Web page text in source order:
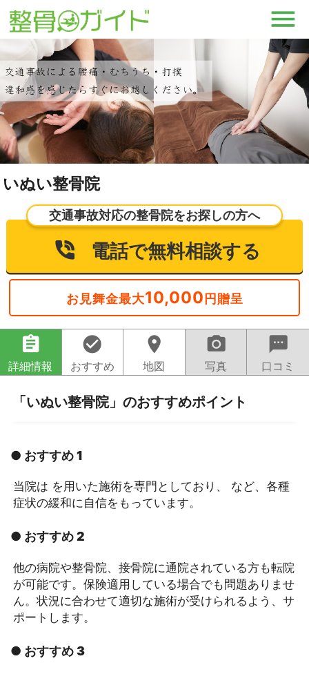
いぬい整骨院
交通事故対応の整骨院をお探しの方へ
電話で無料相談する
お見舞金最大10,000 円贈呈
assignment
詳細情報
check_circle
おすすめ
location_on
地図
camera_alt
写真
sms
口コミ
「いぬい整骨院」のおすすめポイント
● おすすめ 1
当院は を用いた施術を専門としており、 など、各種
症状の緩和に自信をもっています。
● おすすめ 2
他の病院や整骨院、接骨院に通院されている方も転院
が可能です。保険適用している場合でも問題ありませ
ん。状況に合わせて適切な施術が受けられるよう、サ
ポートします。
● おすすめ 3